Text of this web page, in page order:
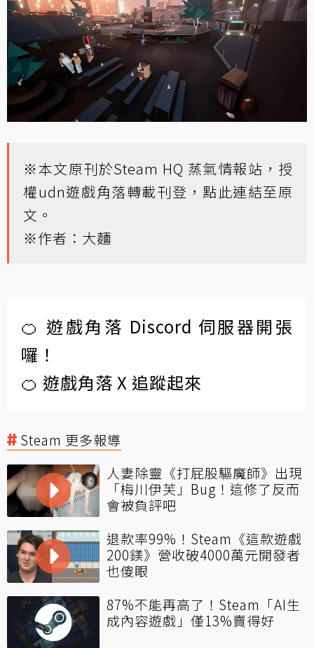
※本文原刊於Steam HQ 蒸氣情報站 ，授
權udn遊戲角落轉載刊登， 點此連結至原
文 。
※作者：大麵
🍊 遊戲角落 Discord 伺服器開張
囉！
🍊 遊戲角落 X 追蹤起來
Steam 更多報導
人妻除靈《打屁股驅魔師》出現
「梅川伊芙」Bug！這修了反而
會被負評吧
退款率99%！Steam《這款遊戲
200鎂》營收破4000萬元開發者
也傻眼
87%不能再高了！Steam「AI生
成內容遊戲」僅13%賣得好